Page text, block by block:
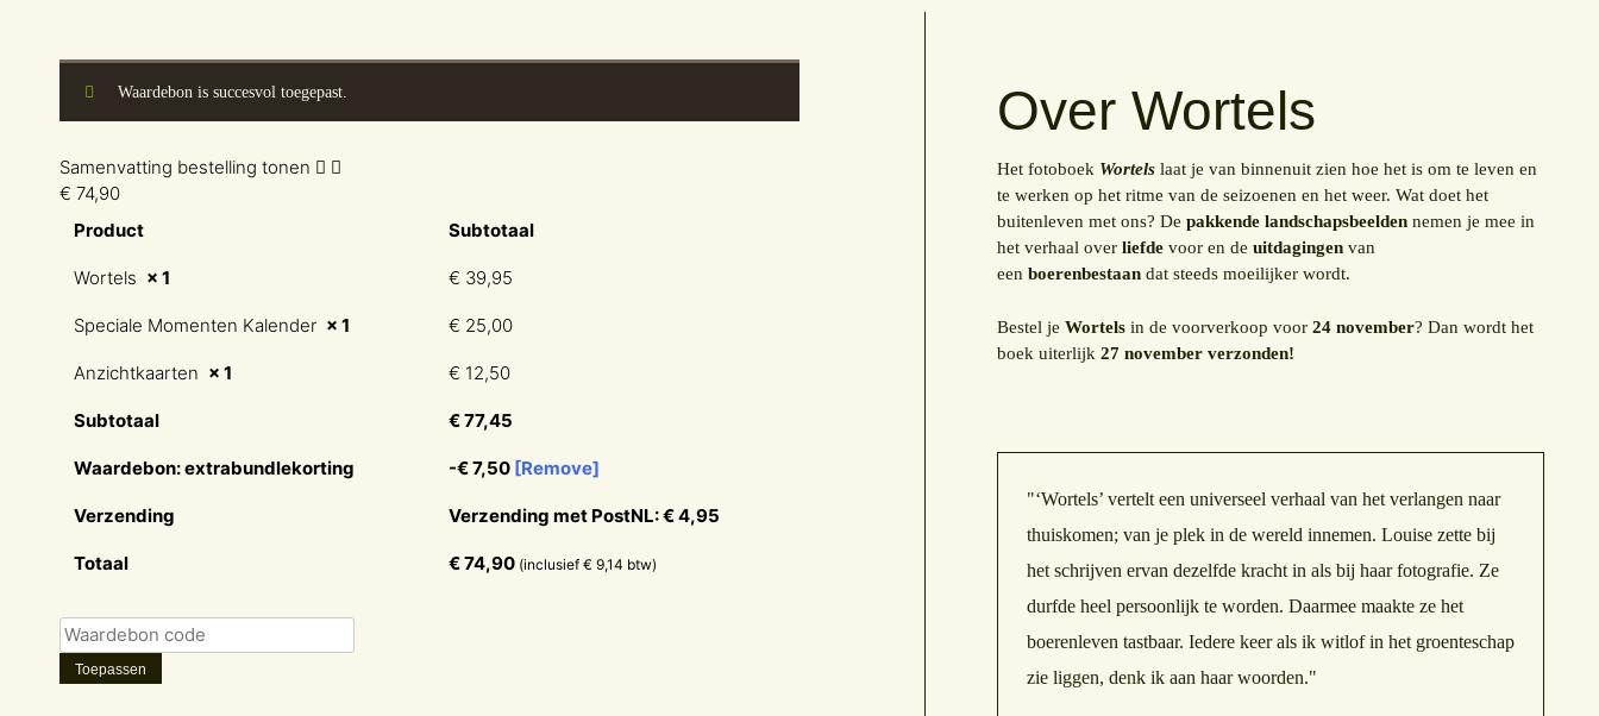
Waardebon is succesvol toegepast.
Samenvatting bestelling tonen
€ 74,90
Product
Subtotaal
Wortels × 1 € 39,95
Speciale Momenten Kalender × 1 € 25,00
Anzichtkaarten × 1 € 12,50
Subtotaal €77,45
Waardebon: extrabundlekorting -€7,50 [Remove]
Verzending Verzending met PostNL:€4,95
Totaal €74,90 (inclusief € 9,14 btw)
Toepassen
Over Wortels
Het fotoboek Wortels laat je van binnenuit zien hoe het is om te leven en
te werken op het ritme van de seizoenen en het weer. Wat doet het
buitenleven met ons? De pakkende landschapsbeelden nemen je mee in
het verhaal over liefde voor en de uitdagingen van
een boerenbestaan dat steeds moeilijker wordt.
Bestel je Wortels in de voorverkoop voor 24 november? Dan wordt het
boek uiterlijk 27 november verzonden!
"‘Wortels’ vertelt een universeel verhaal van het verlangen naar
thuiskomen; van je plek in de wereld innemen. Louise zette bij
het schrijven ervan dezelfde kracht in als bij haar fotografie. Ze
durfde heel persoonlijk te worden. Daarmee maakte ze het
boerenleven tastbaar. Iedere keer als ik witlof in het groenteschap
zie liggen, denk ik aan haar woorden."